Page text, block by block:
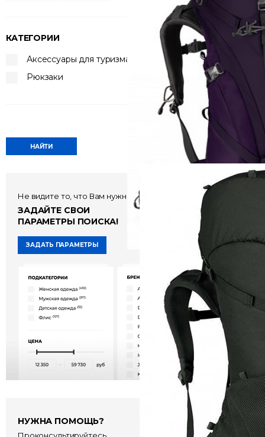
КАТЕГОРИИ
Аксессуары для туризма
Рюкзаки
Не видите то, что Вам нужно?
ЗАДАЙТЕ СВОИ
ПАРАМЕТРЫ ПОИСКА!
ЗАДАТЬ ПАРАМЕТРЫ
НУЖНА ПОМОЩЬ?
Проконсультируйтесь
Osprey Xena 85
34 360 руб